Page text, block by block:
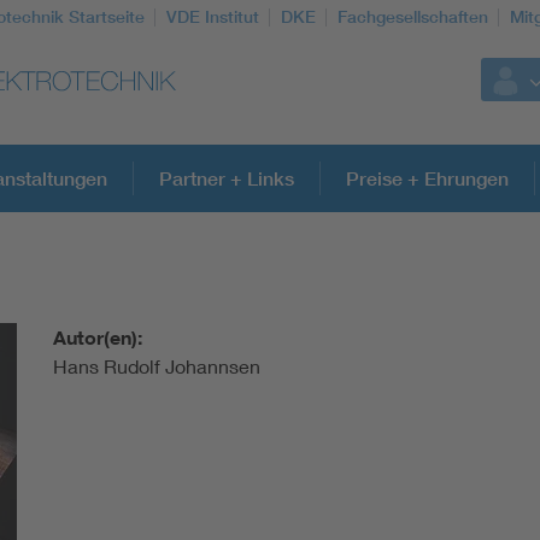
Startseite VDE Institut DKE Fachgesellschaften
Partner + Links Preise + Ehrungen
Autor(en):
Hans Rudolf Johannsen